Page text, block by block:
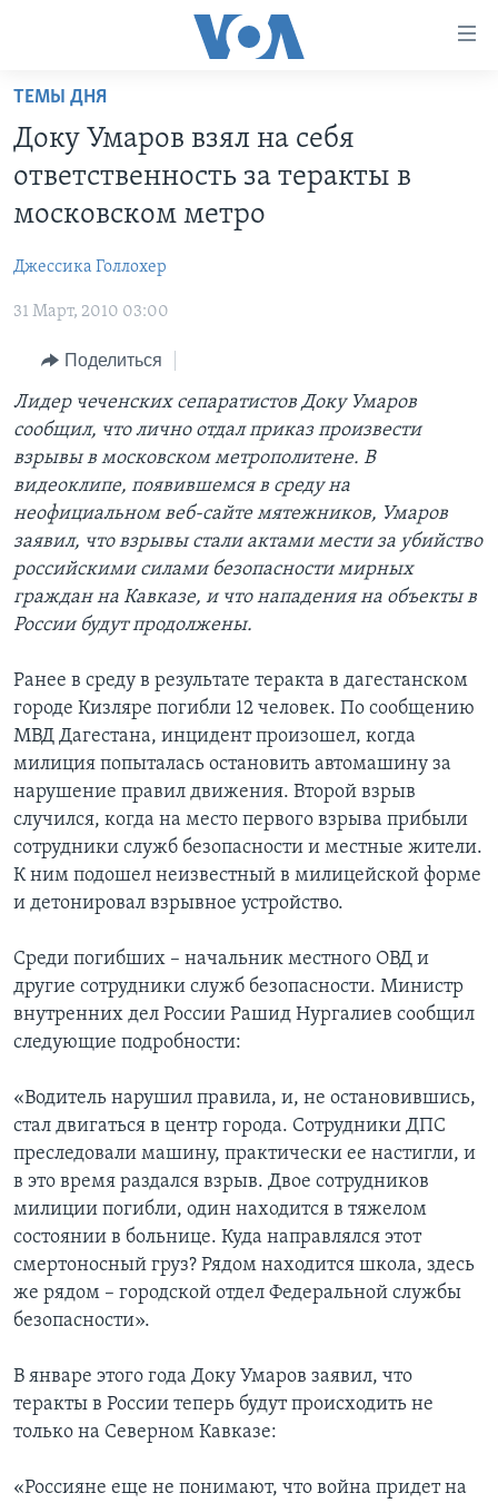
Перейти
основной
контент
основной
Перейти
поиск
ПРОГРАММЫ
ПОЧЕМУ ЭТО ВАЖНО?
ДИСКУССИЯ VOA
ДЕТАЛИ
НЬЮ-ЙОРК NEW YORK
АМЕРИКА. БОЛЬШОЕ ПУТЕШЕСТВИЕ
НАША АМЕРИКАНСКАЯ ИСТОРИЯ
А КАК В АМЕРИКЕ?
АРТЕФАКТЫ
АМЕРИКАНСКИЕ ГОРОДКИ
ТЕСТЫ
ИНТЕРВЬЮ
ФАКТЫ ПРОТИВ ФЕЙКОВ
ЗА СВОБОДУ ПРЕССЫ
УЧИМ АНГЛИЙСКИЙ
ВИДЕО
ПОДПИСКА НА НОВОСТИ
Learning English
СОЦИАЛЬНЫЕ СЕТИ
Языки
ТЕМЫ ДНЯ
Доку Умаров взял на себя
ответственность за теракты в
московском метро
Джессика Голлохер
31 Март, 2010 03:00
Поделиться
Лидер чеченских сепаратистов Доку Умаров
сообщил, что лично отдал приказ произвести
взрывы в московском метрополитене. В
видеоклипе, появившемся в среду на
неофициальном веб-сайте мятежников, Умаров
заявил, что взрывы стали актами мести за убийство
российскими силами безопасности мирных
граждан на Кавказе, и что нападения на объекты в
России будут продолжены.
Ранее в среду в результате теракта в дагестанском
городе Кизляре погибли 12 человек. По сообщению
МВД Дагестана, инцидент произошел, когда
милиция попыталась остановить автомашину за
нарушение правил движения. Второй взрыв
случился, когда на место первого взрыва прибыли
сотрудники служб безопасности и местные жители.
К ним подошел неизвестный в милицейской форме
и детонировал взрывное устройство.
Среди погибших – начальник местного ОВД и
другие сотрудники служб безопасности. Министр
внутренних дел России Рашид Нургалиев сообщил
следующие подробности:
«Водитель нарушил правила, и, не остановившись,
стал двигаться в центр города. Сотрудники ДПС
преследовали машину, практически ее настигли, и
в это время раздался взрыв. Двое сотрудников
милиции погибли, один находится в тяжелом
состоянии в больнице. Куда направлялся этот
смертоносный груз? Рядом находится школа, здесь
же рядом – городской отдел Федеральной службы
безопасности».
В январе этого года Доку Умаров заявил, что
теракты в России теперь будут происходить не
только на Северном Кавказе:
«Россияне еще не понимают, что война придет на